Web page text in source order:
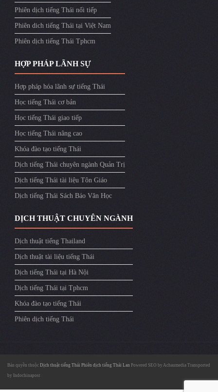
Phiên dịch tiếng Thái nối tiếp
Phiên dich tiếng Thái tại Việt Nam
Phiên dịch tiếng Thái Tphcm
HỢP PHÁP LÃNH SỰ
Hợp pháp hóa lãnh sự tiếng Thái
Học tiếng Thái cơ bản
Học tiếng Thái giao tiếp
Học tiếng Thái nâng cao
Khóa đào tạo tiếng Thái
Dịch tiếng Thái chuyên ngành Quản Trị
Dịch tiếng Thái tài liệu Tôn Giáo
Dịch tiếng Thái Sách Báo Văn Học
DỊCH THUẬT CHUYÊN NGÀNH
Dịch thuật tiếng Thailand
Dịch thuật tài liệu tiếng Thái
Dịch tiếng Thái tại Hà Nội
Dịch tiếng Thái tại Tphcm
Khóa đào tạo tiếng Thái
Phiên dịch tiếng Thái
Bản quyền thuộc Dịch thuật tiếng Thái Phiên dịch tiếng Thái Lan Powered SEO by Achaumedia Transported
by Indochinapost